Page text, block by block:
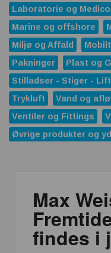
Laboratorie og Medico
Marine og offshore
Miljø og Affald
Pakninger
Plast og
Stilladser - Stiger -
Trykluft
Vand og
Ventiler og Fittings
Øvrige produkter og
Max
findes i